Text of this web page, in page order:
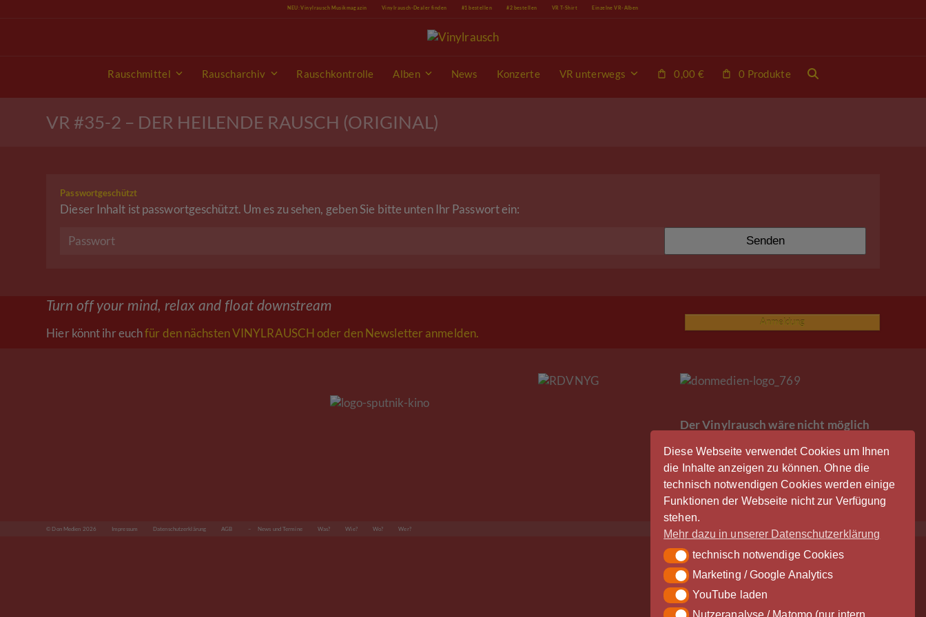
Diese Webseite verwendet Cookies um Ihnen
die Inhalte anzeigen zu können. Ohne die
technisch notwendigen Cookies werden einige
Funktionen der Webseite nicht zur Verfügung
stehen.
Mehr dazu in unserer Datenschutzerklärung
technisch notwendige Cookies
technisch notwendige Cookies
Marketing / Google Analytics
Marketing / Google Analytics
YouTube laden
YouTube laden
Nutzeranalyse / Matomo (nur intern
NEU: Vinylrausch Musikmagazin Vinylrausch-Dealer finden #1 bestellen #2 bestellen VR T-Shirt Einzelne VR-Alben
Rauschmittel Rauscharchiv Rauschkontrolle Alben News Konzerte VR unterwegs 0,00 € 0 Produkte
VR #35-2 – DER HEILENDE RAUSCH (ORIGINAL)
Passwortgeschützt
Dieser Inhalt ist passwortgeschützt. Um es zu sehen, geben Sie bitte unten Ihr Passwort ein:
Turn off your mind, relax and float downstream
Hier könnt ihr euchfür den nächsten VINYLRAUSCH oder den Newsletter anmelden.
Anmeldung
Der Vinylrausch wäre nicht möglich
durch unsere Partner - vielen Dank!
© Don Medien 2026 Impressum Datenschutzerklärung AGB – News und Termine Was? Wie? Wo? Wer?